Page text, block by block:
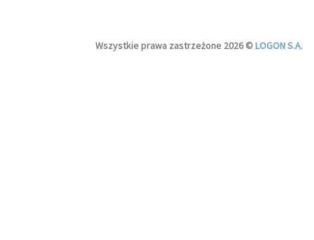
Wszystkie prawa zastrzeżone 2026 ©LOGON S.A.